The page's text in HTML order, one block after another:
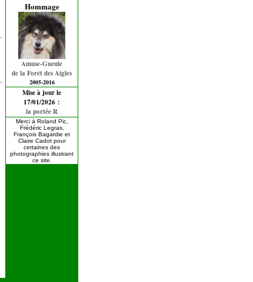
Hommage
Amuse-Gueule
de la Forêt des Aigles
2005-2016
Mise à jour le
17/01/2026 :
la portée R
Merci à Roland Pic,
Frédéric Legras,
François Bagardie et
Claire Cadot pour
certaines des
photographies illustrant
ce site.